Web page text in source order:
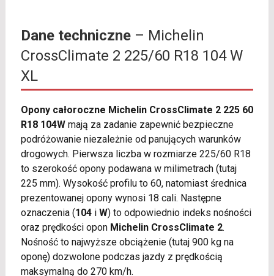
Dane techniczne– Michelin
CrossClimate 2 225/60 R18 104 W
XL
Opony całoroczne Michelin CrossClimate 2 225 60
R18 104Wmają za zadanie zapewnić bezpieczne
podróżowanie niezależnie od panujących warunków
drogowych. Pierwsza liczba w rozmiarze 225/60 R18
to szerokość opony podawana w milimetrach (tutaj
225 mm). Wysokość profilu to 60, natomiast średnica
prezentowanej opony wynosi 18 cali. Następne
oznaczenia (104i W) to odpowiednio indeks nośności
oraz prędkości opon Michelin CrossClimate 2.
Nośność to najwyższe obciążenie (tutaj 900 kg na
oponę) dozwolone podczas jazdy z prędkością
maksymalną do 270 km/h.